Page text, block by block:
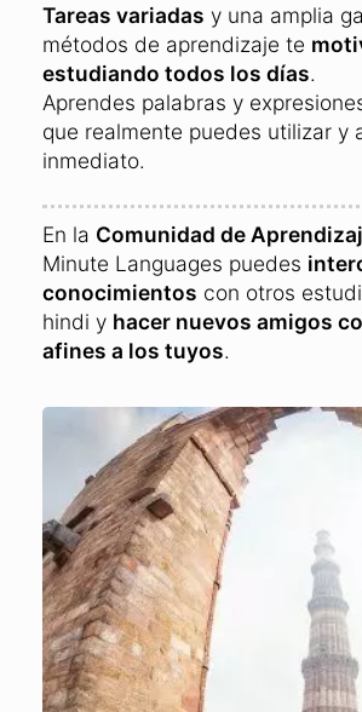
Tareas variadas y una amplia
métodos de aprendizaje te
estudiando todos los días.
Aprendes palabras y
que realmente puedes utilizar y
inmediato.
En la Comunidad de
Minute Languages puedes
conocimientos con otros
hindi y hacer nuevos amigos
afines a los tuyos.